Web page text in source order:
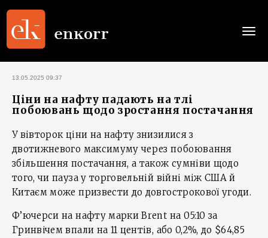
13.05.2025 09:37
Ціни на нафту падають на тлі
побоювань щодо зростання постачання
У вівторок ціни на нафту знизилися з
двотижневого максимуму через побоювання
збільшення постачання, а також сумніви щодо
того, чи пауза у торговельній війні між США й
Китаєм може призвести до довгострокової угоди.
Ф’ючерси на нафту марки Brent на 05:10 за
Гринвічем впали на 11 центів, або 0,2%, до $64,85